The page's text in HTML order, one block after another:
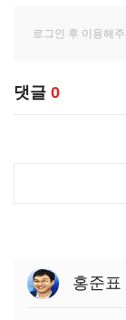
댓글 0
홍준표